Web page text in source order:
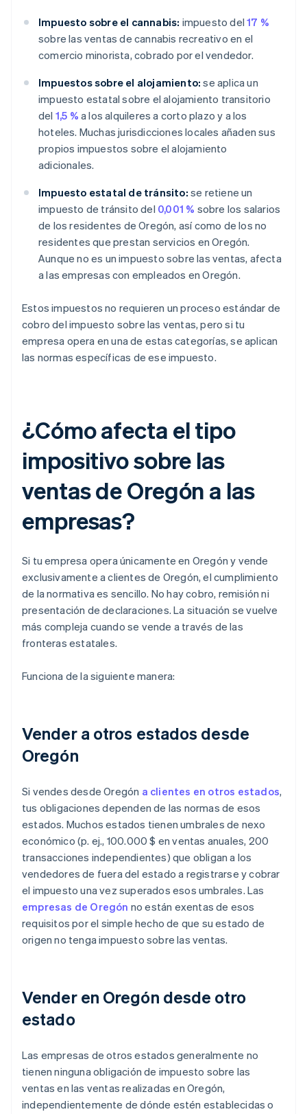
Impuesto sobre el cannabis: impuesto del17 %
sobre las ventas de cannabis recreativo en el
comercio minorista, cobrado por el vendedor.
Impuestos sobre el alojamiento: se aplica un
impuesto estatal sobre el alojamiento transitorio
del 1,5 % a los alquileres a corto plazo y a los
hoteles. Muchas jurisdicciones locales añaden sus
propios impuestos sobre el alojamiento
adicionales.
Impuesto estatal de tránsito: se retiene un
impuesto de tránsito del 0,001 % sobre los salarios
de los residentes de Oregón, así como de los no
residentes que prestan servicios en Oregón.
Aunque no es un impuesto sobre las ventas, afecta
a las empresas con empleados en Oregón.
Estos impuestos no requieren un proceso estándar de
cobro del impuesto sobre las ventas, pero si tu
empresa opera en una de estas categorías, se aplican
las normas específicas de ese impuesto.
¿Cómo afecta el tipo
impositivo sobre las
ventas de Oregón a las
empresas?
Si tu empresa opera únicamente en Oregón y vende
exclusivamente a clientes de Oregón, el cumplimiento
de la normativa es sencillo. No hay cobro, remisión ni
presentación de declaraciones. La situación se vuelve
más compleja cuando se vende a través de las
fronteras estatales.
Funciona de la siguiente manera:
Vender a otros estados desde
Oregón
Si vendes desde Oregón a clientes en otros estados,
tus obligaciones dependen de las normas de esos
estados. Muchos estados tienen umbrales de nexo
económico (p. ej., 100.000 $ en ventas anuales, 200
transacciones independientes) que obligan a los
vendedores de fuera del estado a registrarse y cobrar
el impuesto una vez superados esos umbrales. Las
empresas de Oregón no están exentas de esos
requisitos por el simple hecho de que su estado de
origen no tenga impuesto sobre las ventas.
Vender en Oregón desde otro
estado
Las empresas de otros estados generalmente no
tienen ninguna obligación de impuesto sobre las
ventas en las ventas realizadas en Oregón,
independientemente de dónde estén establecidas o